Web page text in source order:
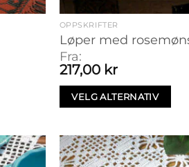
OPPSKRIFTER
Løper med
Fra:
217,00 kr
VELG ALTERNATIV